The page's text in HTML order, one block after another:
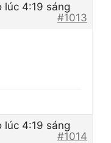
lúc 4:19 sáng
#1013
lúc 4:19 sáng
#1014